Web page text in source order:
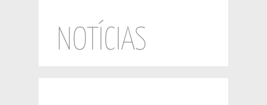
NOTÍCIAS